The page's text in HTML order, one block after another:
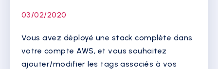
03/02/2020
Vous avez déployé une stack complète dans
votre compte AWS, et vous souhaitez
ajouter/modifier les tags associés à vos